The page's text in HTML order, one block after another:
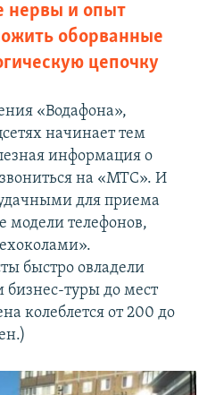
нервы и опыт
оборванные
цепочку
«Водафона»,
начинает тем
информация о
на «МТС». И
для приема
модели телефонов,
быстро овладели
бизнес-туры до мест
колеблется от 200 до